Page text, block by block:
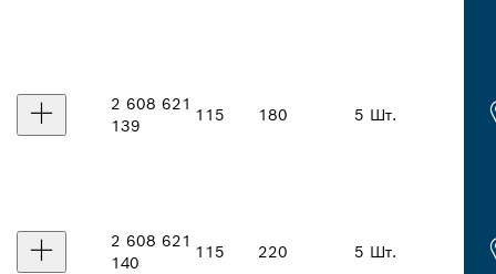
2 608 621
139
115 180 5 Шт.
2 608 621
140
115 220 5 Шт.